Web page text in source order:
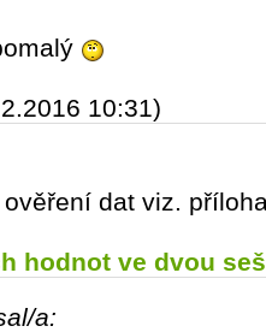
10:31)
dat viz.
hodnot ve dvou
a: